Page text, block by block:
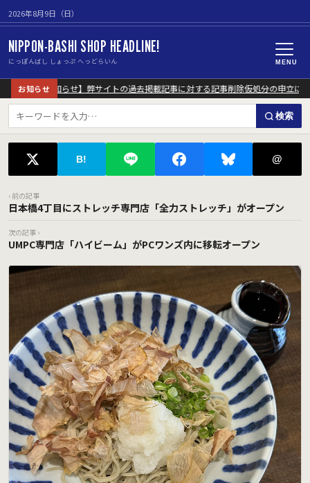
2026年8月9日（日）
NIPPON-BASHI SHOP HEADLINE!
にっぽんばし しょっぷ へっどらいん MENU
お知らせ
【重要なお知らせ】弊サイトの過去掲載記事に対する記事削除仮処分の申立につ
検索
B! @
‹ 前の記事
日本橋4丁目にストレッチ専門店「全力ストレッチ」がオープン
次の記事 ›
UMPC専門店「ハイビーム」がPCワンズ内に移転オープン